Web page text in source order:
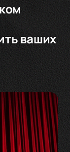
ваших